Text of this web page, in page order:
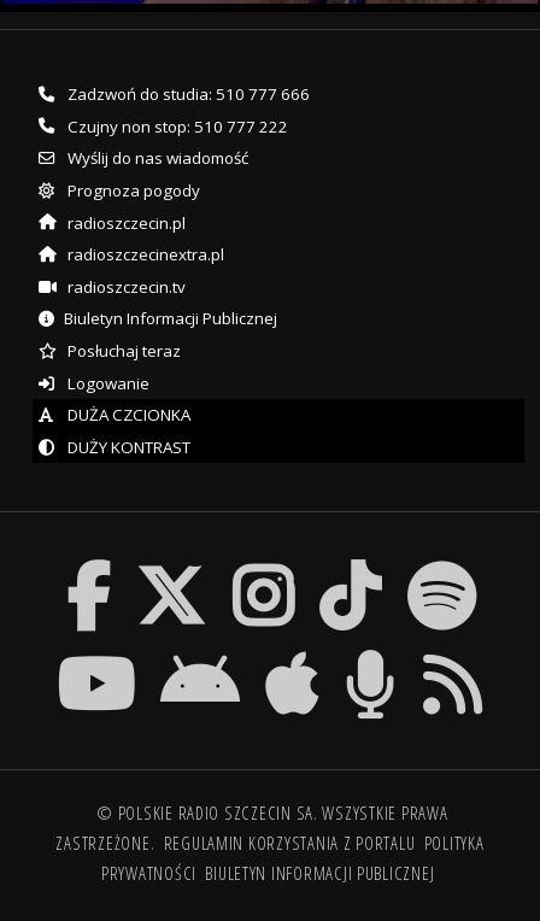
Zadzwoń do studia: 510 777 666
Czujny non stop: 510 777 222
Wyślij do nas wiadomość
Prognoza pogody
radioszczecin.pl
radioszczecinextra.pl
radioszczecin.tv
Biuletyn Informacji Publicznej
Posłuchaj teraz
Logowanie
DUŻA CZCIONKA
DUŻY KONTRAST
© POLSKIE RADIO SZCZECIN SA. WSZYSTKIE PRAWA
ZASTRZEŻONE. REGULAMIN KORZYSTANIA Z PORTALU POLITYKA
PRYWATNOŚCI BIULETYN INFORMACJI PUBLICZNEJ